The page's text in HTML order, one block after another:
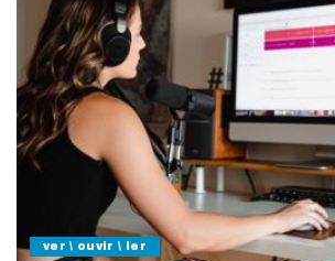
ver \ ouvir \ ler